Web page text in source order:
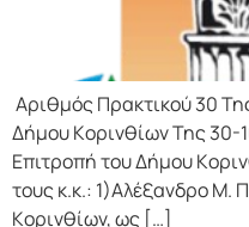
Αριθμός Πρακτικού 30
Δήμoυ Κoριvθίωv Της
Επιτρoπή τoυ Δήμoυ
τoυς κ.κ.: 1)Αλέξανδρο Μ.
Κoριvθίωv, ως […]